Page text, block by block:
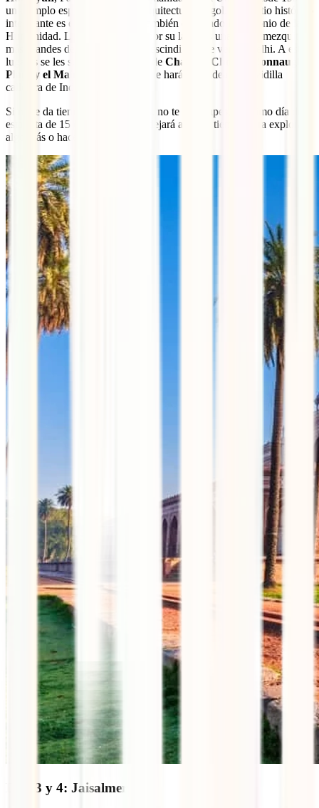
un ejemplo espectacular de la arquitectura mogol. Otro sitio histórico
interesante es el
, también declarado Patrimonio de la
Humanidad. La
, por su lado, es una de las mezquitas
más grandes de Asia y otro imprescindible que ver en Delhi. A estos
lugares se les suman el mercado de Chandni Chowk, Connaught
Place y el Main Bazaar
, donde te harás una idea de la vidilla
callejera de India.
Si no te da tiempo a verlos todos, no te preocupes, el último día de
esta ruta de 15 días por India te dejará algo de tiempo para explorar
algo más o hacer unas compras.
Días 3 y 4: Jaisalmer